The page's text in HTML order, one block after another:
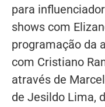
para
shows com
programação da
com Cristiano
através de
de Jesildo Lima,